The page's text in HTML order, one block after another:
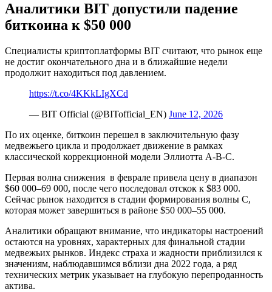
Аналитики BIT допустили падение
биткоина к $50 000
Специалисты криптоплатформы BIT считают, что рынок еще
не достиг окончательного дна и в ближайшие недели
продолжит находиться под давлением.
https://t.co/4KKkLIgXCd
— BIT Official (@BITofficial_EN) June 12, 2026
По их оценке, биткоин перешел в заключительную фазу
медвежьего цикла и продолжает движение в рамках
классической коррекционной модели Эллиотта A-B-C.
Первая волна снижения в феврале привела цену в диапазон
$60 000–69 000, после чего последовал отскок к $83 000.
Сейчас рынок находится в стадии формирования волны C,
которая может завершиться в районе $50 000–55 000.
Аналитики обращают внимание, что индикаторы настроений
остаются на уровнях, характерных для финальной стадии
медвежьих рынков. Индекс страха и жадности приблизился к
значениям, наблюдавшимся вблизи дна 2022 года, а ряд
технических метрик указывает на глубокую перепроданность
актива.